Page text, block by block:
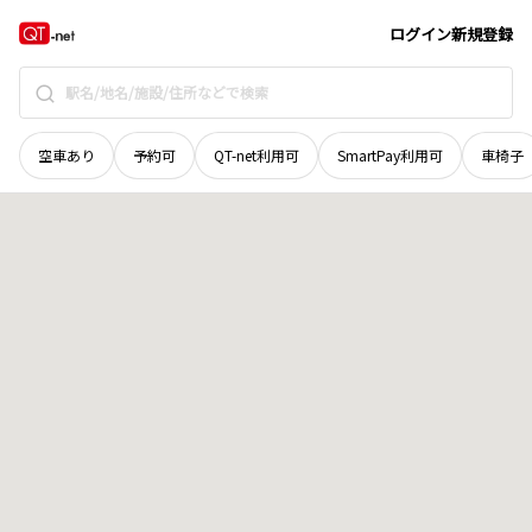
ログイン新規登録
空車あり 予約可 QT-net利用可 SmartPay利用可 車椅子
山口県